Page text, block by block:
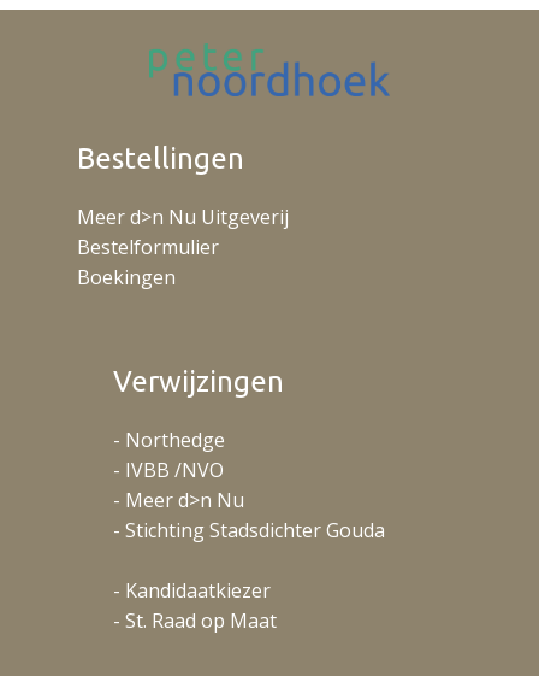
Bestellingen
Meer d>n Nu Uitgeverij
Bestelformulier
Boekingen
Verwijzingen
- Northedge
- IVBB /NVO
- Meer d>n Nu
- Stichting Stadsdichter Gouda
- Kandidaatkiezer
- St. Raad op Maat